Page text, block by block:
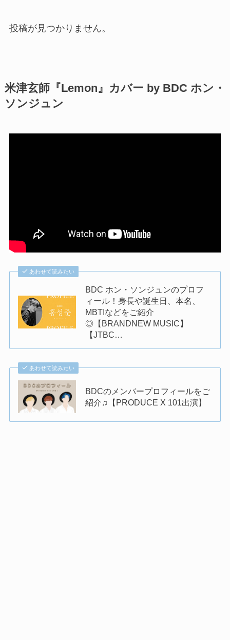
投稿が見つかりません。
米津玄師『Lemon』カバー by BDC ホン・
ソンジュン
あわせて読みたい
BDC ホン・ソンジュンのプロフ
ィール！身長や誕生日、本名、
MBTIなどをご紹介
◎【BRANDNEW MUSIC】
【JTBC…
あわせて読みたい
BDCのメンバープロフィールをご
紹介♫【PRODUCE X 101出演】